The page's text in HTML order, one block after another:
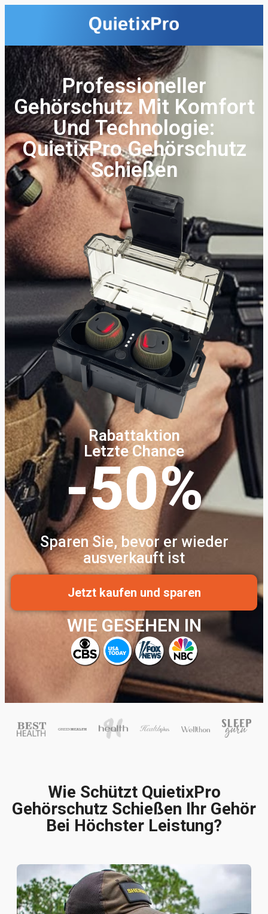
Professioneller
Gehörschutz Mit Komfort
Und Technologie:
QuietixPro Gehörschutz
Schießen
Rabattaktion
Letzte Chance
-50%
Sparen Sie, bevor er wieder
ausverkauft ist
Jetzt kaufen und sparen
WIE GESEHEN IN
Wie Schützt QuietixPro
Gehörschutz Schießen Ihr Gehör
Bei Höchster Leistung?